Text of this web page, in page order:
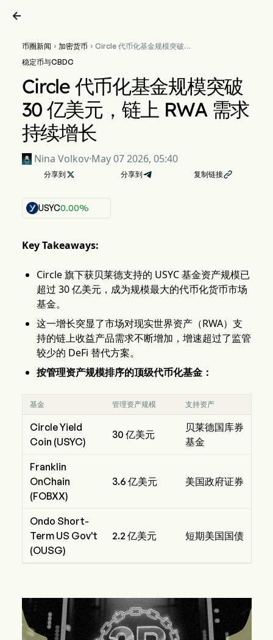

币圈新闻  加密货币  Circle 代币化基金规模突破
稳定币与CBDC
Circle 代币化基金规模突破
30 亿美元，链上 RWA 需求
持续增长
Nina Volkov·May 07 2026, 05:40
分享到  分享到 复制链接
USYC0.00%
Key Takeaways:
Circle 旗下获贝莱德支持的 USYC 基金资产规模已
超过 30 亿美元，成为规模最大的代币化货币市场
基金。
这一增长突显了市场对现实世界资产（RWA）支
持的链上收益产品需求不断增加，增速超过了监管
较少的 DeFi 替代方案。
按管理资产规模排序的顶级代币化基金：
基金 管理资产规模 支持资产
Circle Yield
Coin (USYC)
30 亿美元
贝莱德国库券
基金
Franklin
OnChain
(FOBXX)
3.6 亿美元 美国政府证券
Ondo Short-
Term US Gov't
(OUSG)
2.2 亿美元 短期美国国债